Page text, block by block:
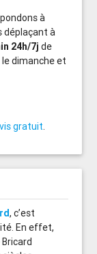
à
déplaçant à
24h/7j de
dimanche et
gratuit.
, c’est
En effet,